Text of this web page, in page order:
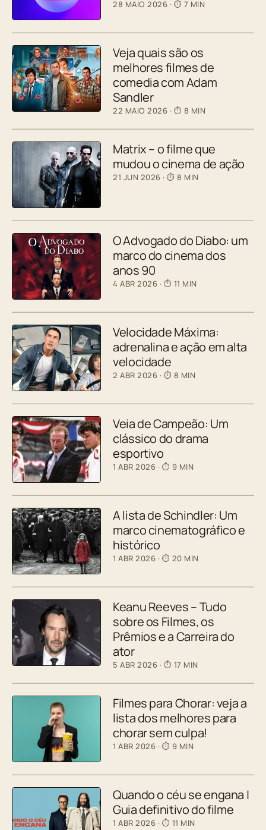
28 MAIO 2026 · ⏱ 7 MIN
Veja quais são os
melhores filmes de
comedia com Adam
Sandler
22 MAIO 2026 · ⏱ 8 MIN
Matrix – o filme que
mudou o cinema de ação
21 JUN 2026 · ⏱ 8 MIN
O Advogado do Diabo: um
marco do cinema dos
anos 90
4 ABR 2026 · ⏱ 11 MIN
Velocidade Máxima:
adrenalina e ação em alta
velocidade
2 ABR 2026 · ⏱ 8 MIN
Veia de Campeão: Um
clássico do drama
esportivo
1 ABR 2026 · ⏱ 9 MIN
A lista de Schindler: Um
marco cinematográfico e
histórico
1 ABR 2026 · ⏱ 20 MIN
Keanu Reeves – Tudo
sobre os Filmes, os
Prêmios e a Carreira do
ator
5 ABR 2026 · ⏱ 17 MIN
Filmes para Chorar: veja a
lista dos melhores para
chorar sem culpa!
1 ABR 2026 · ⏱ 9 MIN
Quando o céu se engana |
Guia definitivo do filme
1 ABR 2026 · ⏱ 11 MIN